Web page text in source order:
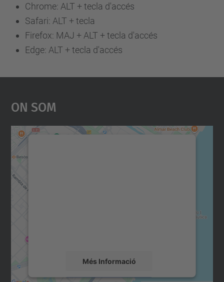
Chrome: ALT + tecla d'accés
Safari: ALT + tecla
Firefox: MAJ + ALT + tecla d'accés
Edge: ALT + tecla d'accés
On Som
Més Informació